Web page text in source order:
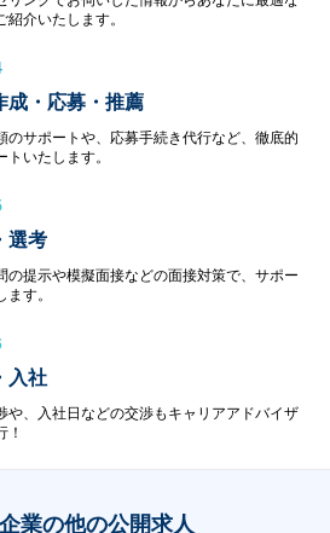
紹介いたします。
成・応募・推薦
のサポートや、応募手続き代行など、徹底的
トいたします。
選考
の提示や模擬面接などの面接対策で、サポー
ます。
入社
や、入社日などの交渉もキャリアアドバイザ
！
業の他の公開求人